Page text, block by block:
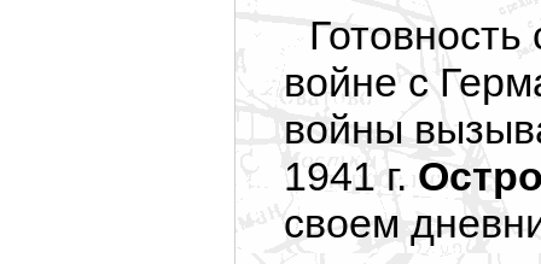
войне с
войны
1941 г.
своем